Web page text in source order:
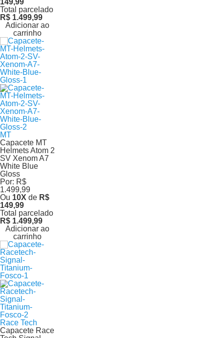
Total parcelado
R$ 1.499,99
Adicionar ao
carrinho
MT
Capacete MT
Helmets Atom 2
SV Xenom A7
White Blue
Gloss
Por: R$
1.499,99
Ou 10X de R$
149,99
Total parcelado
R$ 1.499,99
Adicionar ao
carrinho
Race Tech
Capacete Race